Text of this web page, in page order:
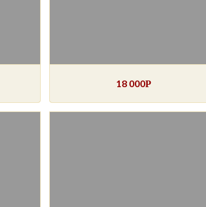
18 000Р